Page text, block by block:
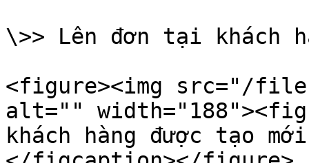
\>> Lên đơn tại khách
<figure><img src="/
alt=""
khách hàng được tạo